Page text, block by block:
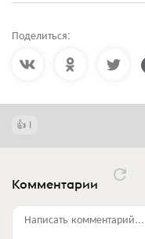
Поделиться:
1
Комментарии
Написать комментарий...